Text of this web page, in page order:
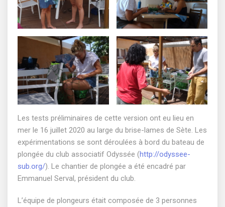
Les tests préliminaires de cette version ont eu lieu en
mer le 16 juillet 2020 au large du brise-lames de Sète. Les
expérimentations se sont déroulées à bord du bateau de
plongée du club associatif Odyssée (http://odyssee-
sub.org/). Le chantier de plongée a été encadré par
Emmanuel Serval, président du club.
L’équipe de plongeurs était composée de 3 personnes